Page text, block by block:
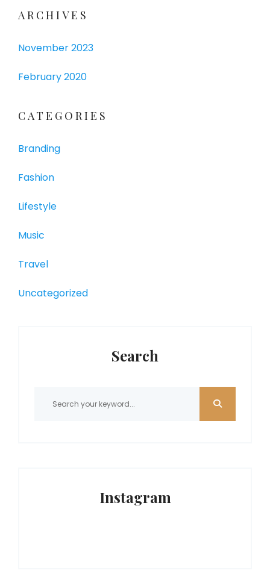
ARCHIVES
November 2023
February 2020
CATEGORIES
Branding
Fashion
Lifestyle
Music
Travel
Uncategorized
Search
Instagram